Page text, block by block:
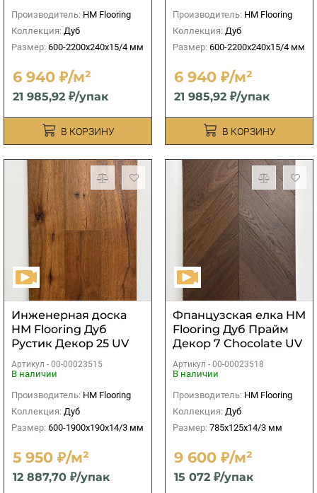
Производитель: HM Flooring
Коллекция: Дуб
Размер: 600-2200x240x15/4 мм
6 940 ₽/м²
21 985,92 ₽/упак
В КОРЗИНУ
Производитель: HM Flooring
Коллекция: Дуб
Размер: 600-2200x240x15/4 мм
6 940 ₽/м²
21 985,92 ₽/упак
В КОРЗИНУ
Инженерная доска
HM Flooring Дуб
Рустик Декор 25 UV
лак
Артикул - 00-00023515
В наличии
Производитель: HM Flooring
Коллекция: Дуб
Размер: 600-1900x190x14/3 мм
5 950 ₽/м²
12 887,70 ₽/упак
Фпанцузская елка HM
Flooring Дуб Прайм
Декор 7 Chocolate UV
лак
Артикул - 00-00023518
В наличии
Производитель: HM Flooring
Коллекция: Дуб
Размер: 785x125x14/3 мм
9 600 ₽/м²
15 072 ₽/упак